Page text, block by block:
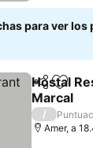
para ver los
Compartir
Hostal
Marcal
/
Amer, a